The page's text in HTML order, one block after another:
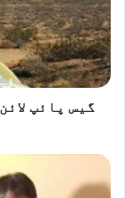
میں
بہہ
گئی،گیس
کی
فراہمی
بندگیس پائپ
شہبازگل
نے